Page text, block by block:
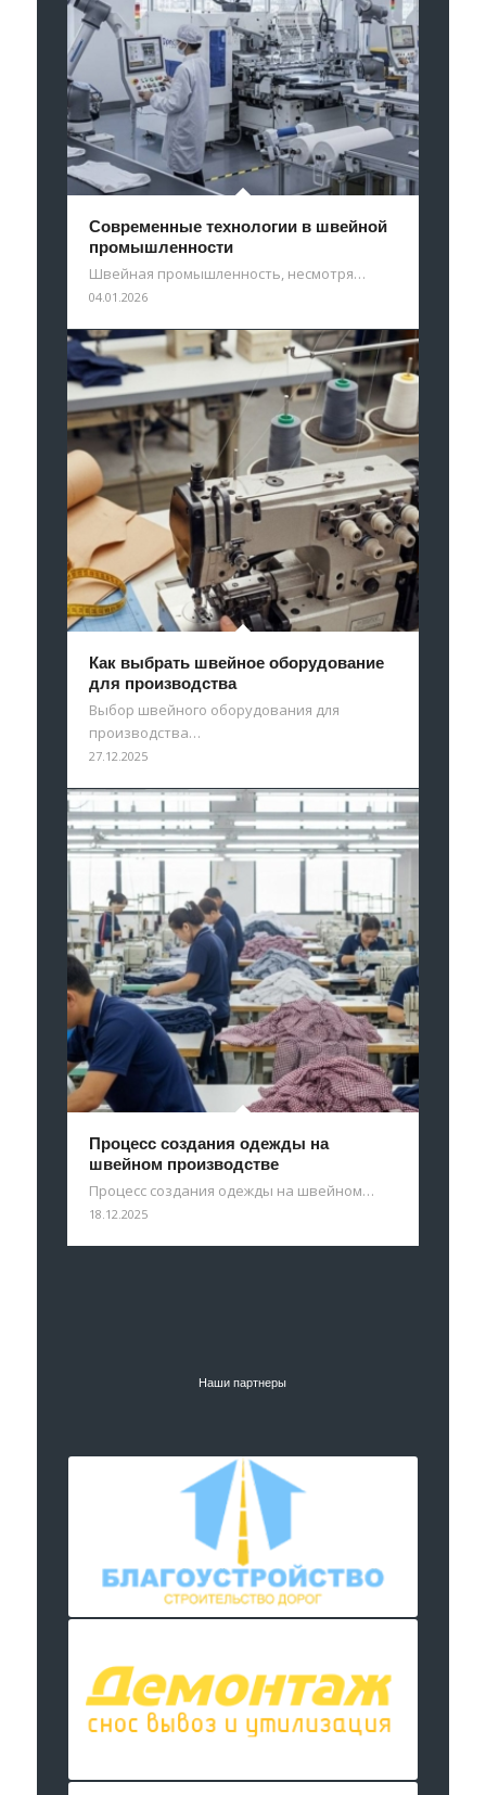
Современные технологии в швейной
промышленности
Швейная промышленность, несмотря…
04.01.2026
Как выбрать швейное оборудование
для производства
Выбор швейного оборудования для
производства…
27.12.2025
Процесс создания одежды на
швейном производстве
Процесс создания одежды на швейном…
18.12.2025
Наши партнеры